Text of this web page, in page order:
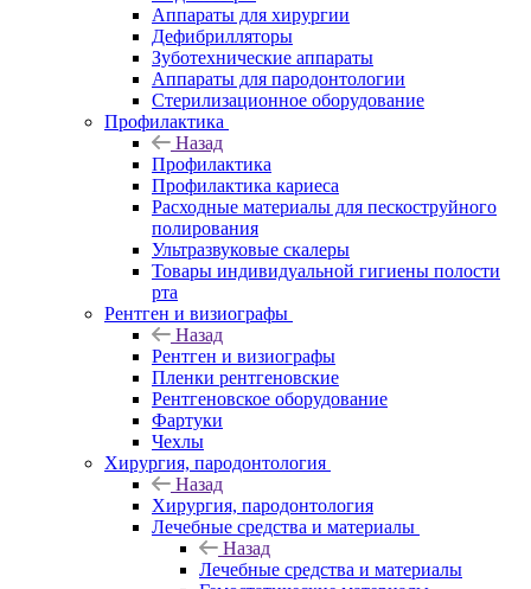
Аппараты для хирургии
Дефибрилляторы
Зуботехнические аппараты
Аппараты для пародонтологии
Стерилизационное оборудование
Профилактика
Назад
Профилактика
Профилактика кариеса
Расходные материалы для пескоструйного
полирования
Ультразвуковые скалеры
Товары индивидуальной гигиены полости
рта
Рентген и визиографы
Назад
Рентген и визиографы
Пленки рентгеновские
Рентгеновское оборудование
Фартуки
Чехлы
Хирургия, пародонтология
Назад
Хирургия, пародонтология
Лечебные средства и материалы
Назад
Лечебные средства и материалы